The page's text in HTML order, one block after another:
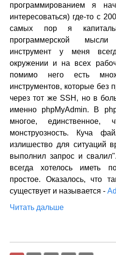
программированием я
интересоваться) где-то с
самых пор я
программерской
инструмент у меня
окружении и на всех
помимо него есть
инструментов, которые без
через тот же SSH, но в
именно phpMyAdmin. В
многое,
монструозность. Куча
излишество для ситуаций
выполнил запрос и
всегда хотелось иметь
простое. Оказалось, что
существует и называется -
Читать дальше